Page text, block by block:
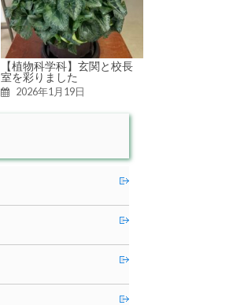
【植物科学科】玄関と校長
室を彩りました
2026年1月19日